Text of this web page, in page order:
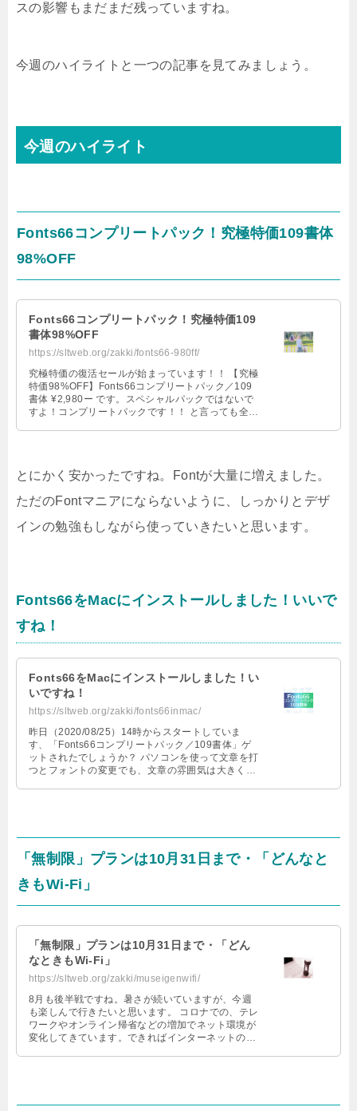
スの影響もまだまだ残っていますね。
今週のハイライトと一つの記事を見てみましょう。
今週のハイライト
Fonts66コンプリートパック！究極特価109書体
98%OFF
Fonts66コンプリートパック！究極特価109
書体98%OFF
https://sltweb.org/zakki/fonts66-980ff/
究極特価の復活セールが始まっています！！ 【究極
特価98%OFF】Fonts66コンプリートパック／109
書体 ¥2,980ー です。スペシャルパックではないで
すよ！コンプリートパックです！！ と言っても全て
とにかく安かったですね。Fontが大量に増えました。
ただのFontマニアにならないように、しっかりとデザ
インの勉強もしながら使っていきたいと思います。
Fonts66をMacにインストールしました！いいで
すね！
Fonts66をMacにインストールしました！い
いですね！
https://sltweb.org/zakki/fonts66inmac/
昨日（2020/08/25）14時からスタートしていま
す、「Fonts66コンプリートパック／109書体」ゲ
ットされたでしょうか？ パソコンを使って文章を打
つとフォントの変更でも、文章の雰囲気は大きく変
「無制限」プランは10月31日まで・「どんなと
きもWi-Fi」
「無制限」プランは10月31日まで・「どん
なときもWi-Fi」
https://sltweb.org/zakki/museigenwifi/
8月も後半戦ですね。暑さが続いていますが、今週
も楽しんで行きたいと思います。 コロナでの、テレ
ワークやオンライン帰省などの増加でネット環境が
変化してきています。できればインターネットの通